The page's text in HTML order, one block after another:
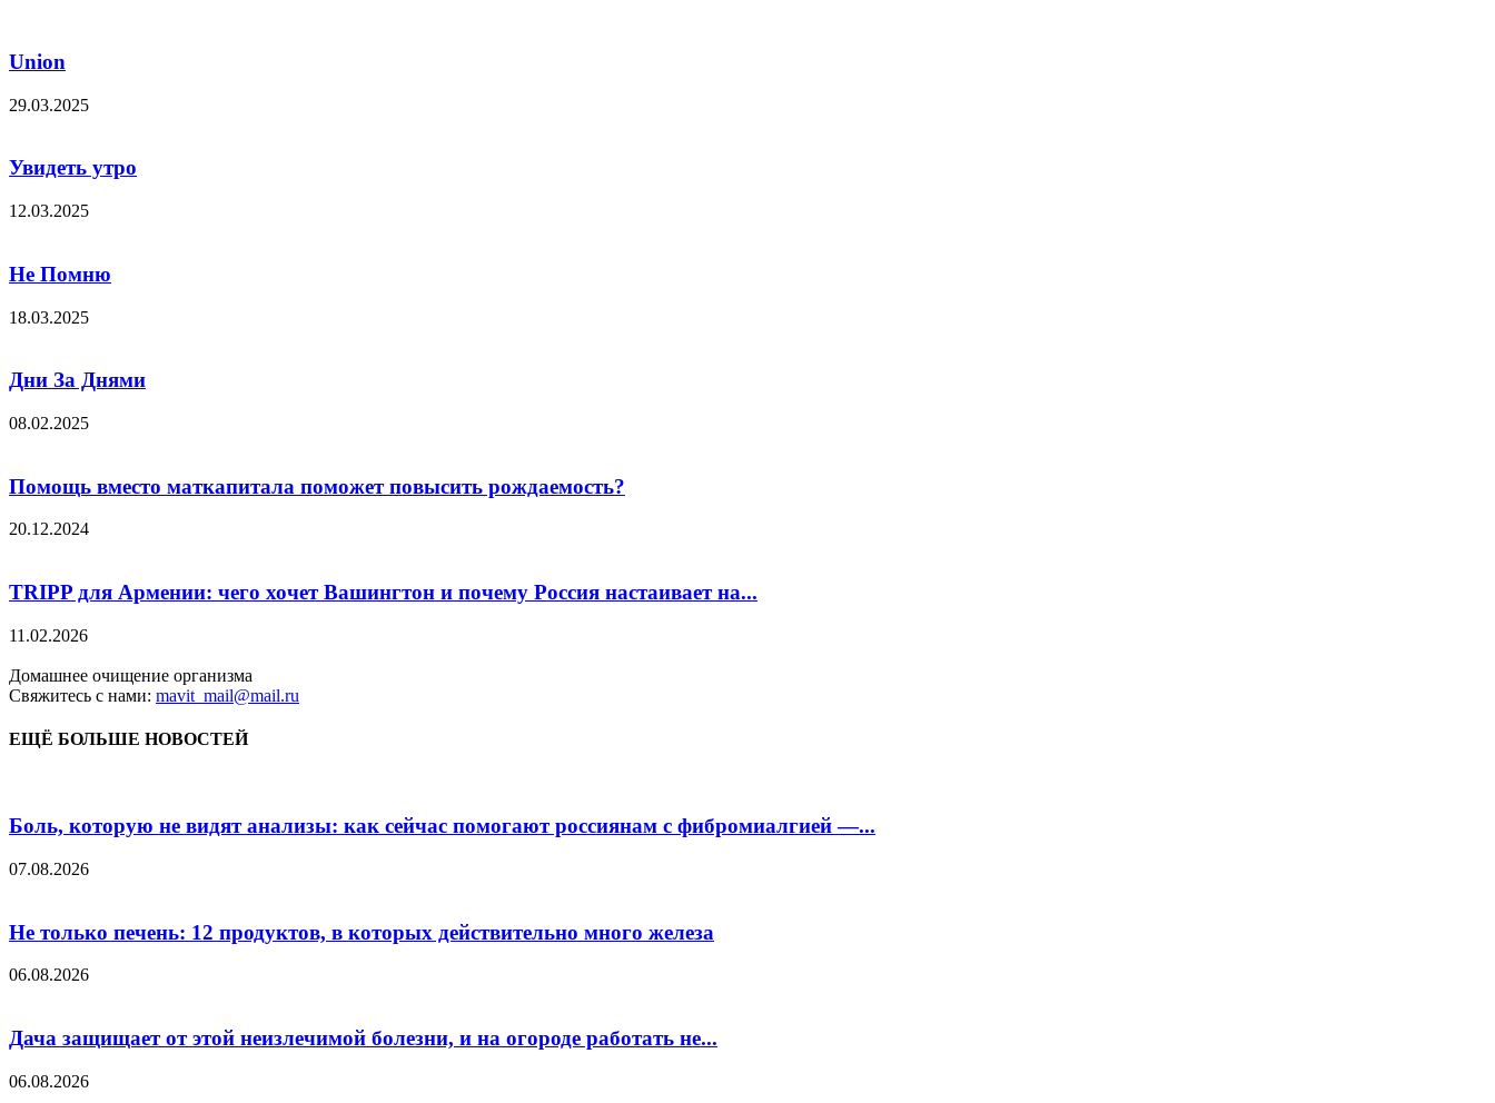
Union
29.03.2025
Увидеть утро
12.03.2025
Не Помню
18.03.2025
Дни За Днями
08.02.2025
Помощь вместо маткапитала поможет повысить рождаемость?
20.12.2024
TRIPP для Армении: чего хочет Вашингтон и почему Россия настаивает на...
11.02.2026
Домашнее очищение организма
Свяжитесь с нами: mavit_mail@mail.ru
ЕЩЁ БОЛЬШЕ НОВОСТЕЙ
Боль, которую не видят анализы: как сейчас помогают россиянам с фибромиалгией —...
07.08.2026
Не только печень: 12 продуктов, в которых действительно много железа
06.08.2026
Дача защищает от этой неизлечимой болезни, и на огороде работать не...
06.08.2026